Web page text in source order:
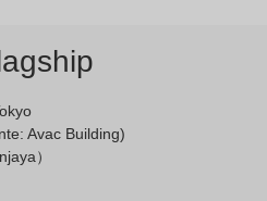
Avac Building)
）